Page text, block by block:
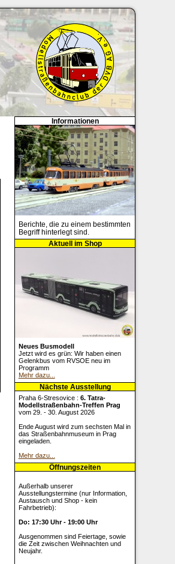
Informationen
Berichte, die zu einem bestimmten
Begriff hinterlegt sind.
Aktuell im Shop
Neues Busmodell
Jetzt wird es grün: Wir haben einen
Gelenkbus vom RVSOE neu im
Programm
Mehr dazu...
Nächste Ausstellung
Praha 6-Stresovice : 6. Tatra-
Modellstraßenbahn-Treffen Prag
vom 29. - 30. August 2026
Ende August wird zum sechsten Mal in
das Straßenbahnmuseum in Prag
eingeladen.
Mehr dazu...
Öffnungszeiten
Außerhalb unserer
Ausstellungstermine (nur Information,
Austausch und Shop - kein
Fahrbetrieb):
Do: 17:30 Uhr - 19:00 Uhr
Ausgenommen sind Feiertage, sowie
die Zeit zwischen Weihnachten und
Neujahr.